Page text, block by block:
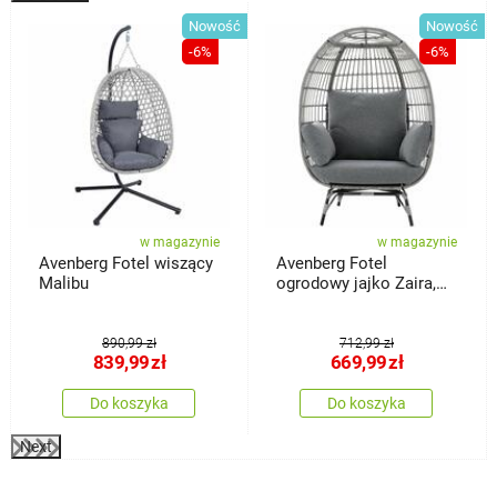
Nowość
-6%
w magazynie
Avenberg Fotel wiszący
Malibu
890,99 zł
839,99zł
Do koszyka
Nowość
-6%
w magazynie
Avenberg Fotel
ogrodowy jajko Zaira,
712,99 zł
669,99zł
Do koszyka
Next